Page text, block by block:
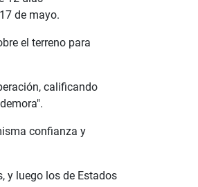
de mayo.
el terreno para
calificando
confianza y
y luego los de Estados